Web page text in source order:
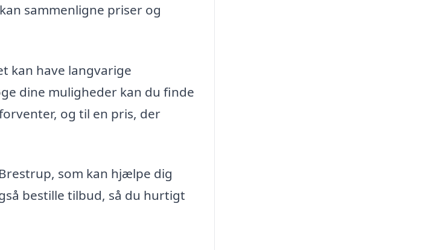
sammenligne priser og
kan have langvarige
dine muligheder kan du finde
og til en pris, der
som kan hjælpe dig
bestille tilbud, så du hurtigt